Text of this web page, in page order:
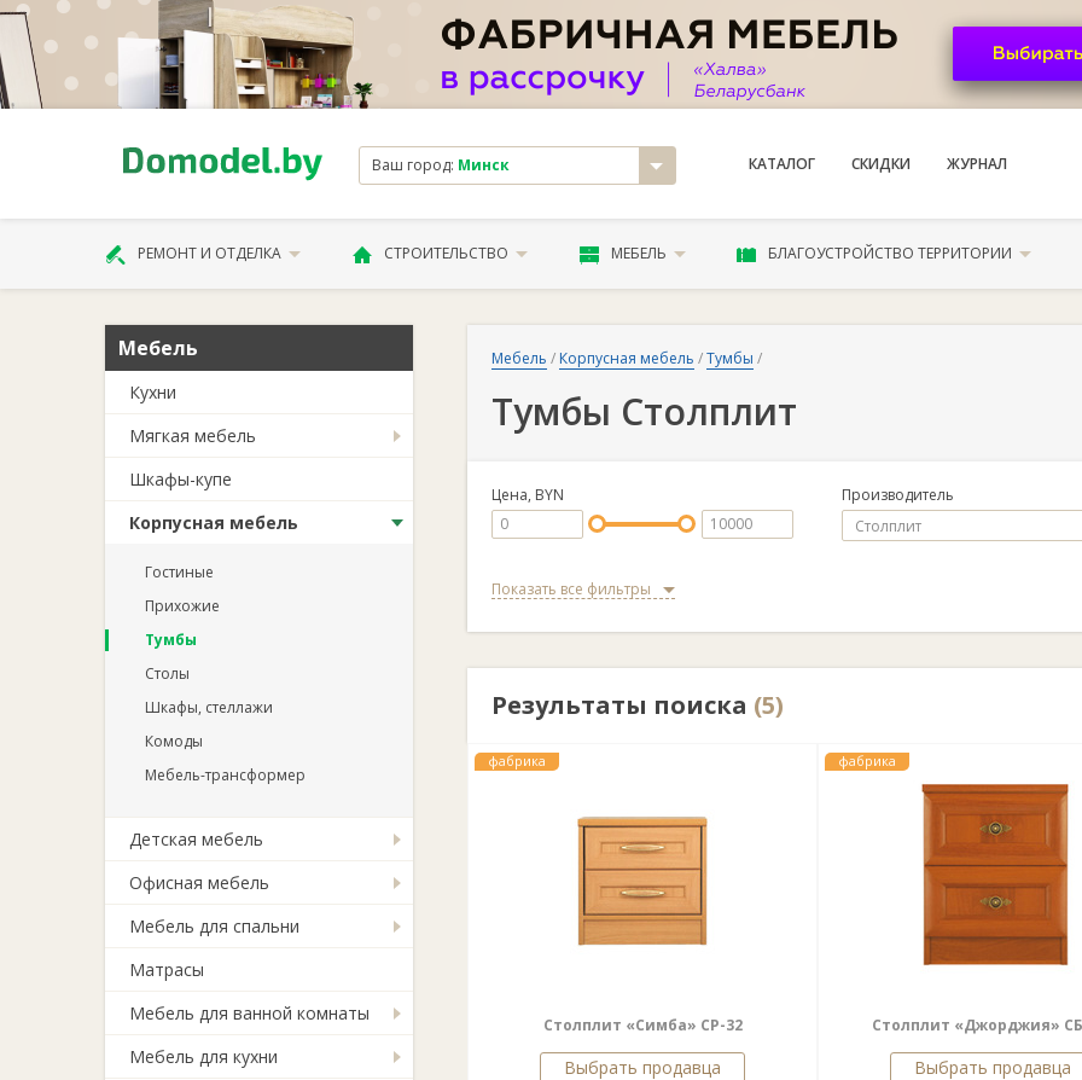
Ваш город: Минск КАТАЛОГ СКИДКИ ЖУРНАЛ
РЕМОНТ И ОТДЕЛКА СТРОИТЕЛЬСТВО МЕБЕЛЬ БЛАГОУСТРОЙСТВО ТЕРРИТОРИИ
Мебель
Кухни
Мягкая мебель
Шкафы-купе
Корпусная мебель
Гостиные
Прихожие
Тумбы
Столы
Шкафы, стеллажи
Комоды
Мебель-трансформер
Детская мебель
Офисная мебель
Мебель для спальни
Матрасы
Мебель для ванной комнаты
Мебель для кухни
Мебель / Корпусная мебель /Тумбы /
Тумбы Столплит
Цена, BYN Производитель
Показать все фильтры
Результаты поиска (5)
фабрика
Столплит «Симба» СP-32
Выбрать продавца
фабрика
Столплит «Джорджия»
Выбрать продавца